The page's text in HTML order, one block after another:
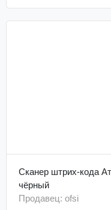
Сканер штрих-кода
чёрный
Продавец: ofsi